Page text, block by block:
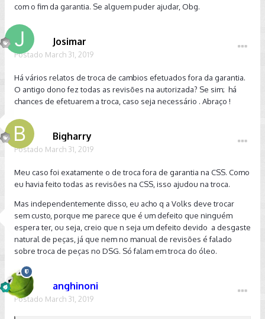
com o fim da garantia. Se alguem puder ajudar, Obg.
Josimar
Postado March 31, 2019
Há vários relatos de troca de cambios efetuados fora da garantia.
O antigo dono fez todas as revisões na autorizada? Se sim; há
chances de efetuarem a troca, caso seja necessário . Abraço !
Bigharry
Postado March 31, 2019
Meu caso foi exatamente o de troca fora de garantia na CSS. Como
eu havia feito todas as revisões na CSS, isso ajudou na troca.
Mas independentemente disso, eu acho q a Volks deve trocar
sem custo, porque me parece que é um defeito que ninguém
espera ter, ou seja, creio que n seja um defeito devido a desgaste
natural de peças, já que nem no manual de revisões é falado
sobre troca de peças no DSG. Só falam em troca do óleo.
anghinoni
Postado March 31, 2019